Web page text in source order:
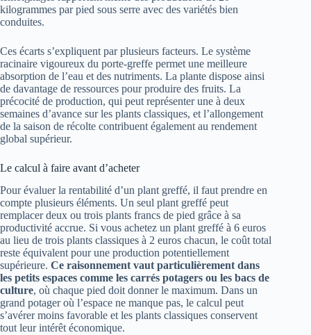
kilogrammes par pied sous serre avec des variétés bien
conduites.
Ces écarts s’expliquent par plusieurs facteurs. Le système
racinaire vigoureux du porte-greffe permet une meilleure
absorption de l’eau et des nutriments. La plante dispose ainsi
de davantage de ressources pour produire des fruits. La
précocité de production, qui peut représenter une à deux
semaines d’avance sur les plants classiques, et l’allongement
de la saison de récolte contribuent également au rendement
global supérieur.
Le calcul à faire avant d’acheter
Pour évaluer la rentabilité d’un plant greffé, il faut prendre en
compte plusieurs éléments. Un seul plant greffé peut
remplacer deux ou trois plants francs de pied grâce à sa
productivité accrue. Si vous achetez un plant greffé à 6 euros
au lieu de trois plants classiques à 2 euros chacun, le coût total
reste équivalent pour une production potentiellement
supérieure. Ce raisonnement vaut particulièrement dans
les petits espaces comme les carrés potagers ou les bacs de
culture, où chaque pied doit donner le maximum. Dans un
grand potager où l’espace ne manque pas, le calcul peut
s’avérer moins favorable et les plants classiques conservent
tout leur intérêt économique.